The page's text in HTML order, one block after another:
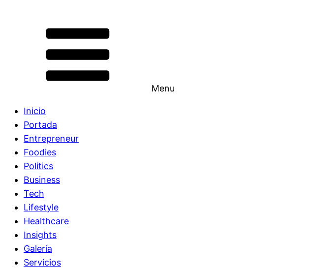
Menu
Inicio
Portada
Entrepreneur
Foodies
Politics
Business
Tech
Lifestyle
Healthcare
Insights
Galería
Servicios